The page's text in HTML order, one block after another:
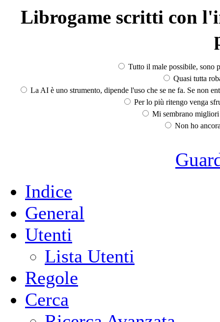
Librogame scritti con
Tutto il male possibile, sono
Quasi tutta
La AI è uno strumento, dipende l'uso che se ne fa. Se non
Per lo più ritengo venga
Mi sembrano
Non ho
Indice
General
Utenti
Lista Utenti
Regole
Cerca